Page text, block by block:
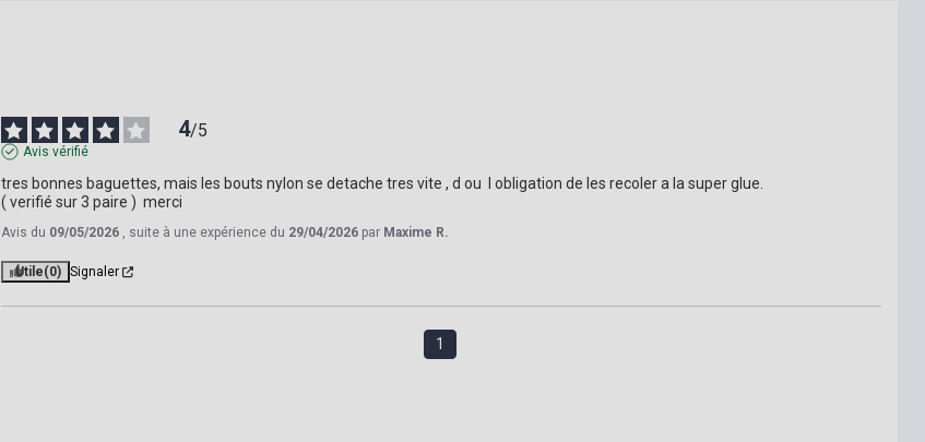
4/5
Avis vérifié
tres bonnes baguettes, mais les bouts nylon se detache tres vite , d ou  l obligation de les recoler a la super glue.
( verifié sur 3 paire )  merci
Avis du 09/05/2026 , suite à une expérience du 29/04/2026 par Maxime R.
Utile(0) Signaler
1